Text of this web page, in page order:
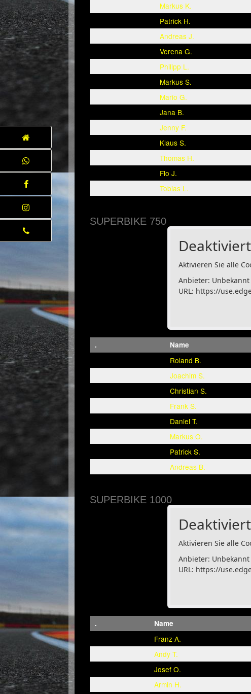
Markus K.
Patrick H.
Andreas J.
Verena G.
Philipp L.
Markus S.
Mario G.
Jana B.
Jenny F.
Klaus S.
Thomas H.
Flo J.
Tobias L.
SUPERBIKE 750
Aktivieren Sie alle
Anbieter: Unbekannt
URL: https://
. Name
Roland B.
Joachim S.
Christian S.
Frank S.
Daniel T.
Markus O.
Patrick S.
Andreas B.
SUPERBIKE 1000
Aktivieren Sie alle
Anbieter: Unbekannt
URL: https://
. Name
Franz A.
Andy T.
Josef O.
Armin H.